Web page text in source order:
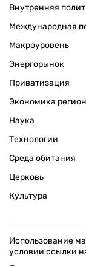
Внутренняя
Международная
Макроуровень
Энергорынок
Приватизация
Экономика
Наука
Технологии
Среда обитания
Церковь
Культура
Использование
условии ссылки